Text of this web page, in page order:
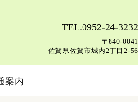
TEL.0952-24-3232
〒840-0041
佐賀県佐賀市城内2丁目2-56
案内